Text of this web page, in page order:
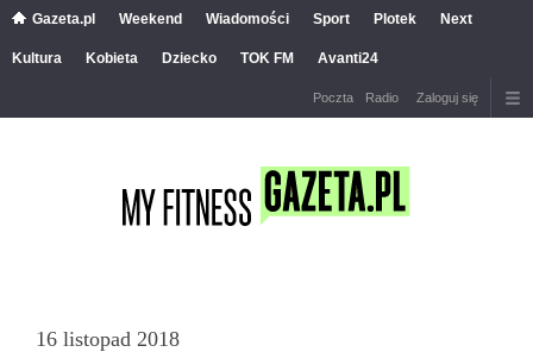
Gazeta.pl Weekend Wiadomości Sport Plotek Next
Kultura Kobieta Dziecko TOK FM Avanti24
Poczta Radio Zaloguj się
16 listopad 2018